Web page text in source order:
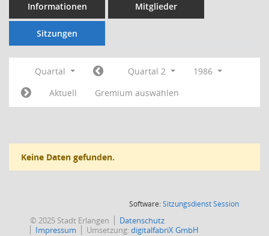
Informationen Mitglieder
Sitzungen
Quartal Quartal 2
1986
Aktuell
Gremium auswählen
Keine Daten gefunden.
Software:SitzungsdienstSession(Wird in
© 2025 Stadt Erlangen
Datenschutz
Impressum
Umsetzung:digitalfabriX GmbH